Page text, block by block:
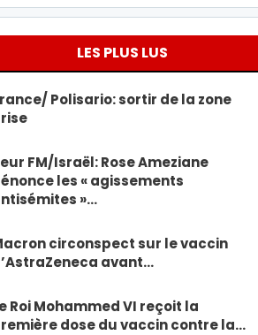
LES PLUS LUS
Polisario: sortir de la zone
FM/Israël: Rose Ameziane
les « agissements
»…
circonspect sur le vaccin
avant…
Roi Mohammed VI reçoit la
dose du vaccin contre la…